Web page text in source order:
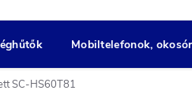
Mobiltelefonok,
SC-HS60T81